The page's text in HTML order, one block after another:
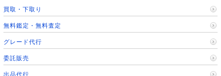
買取・下取り
無料鑑定・無料査定
グレード代行
委託販売
出品代行